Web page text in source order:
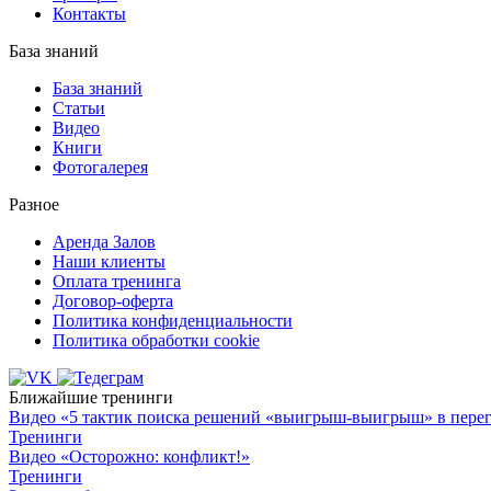
Контакты
База знаний
База знаний
Статьи
Видео
Книги
Фотогалерея
Разное
Аренда Залов
Наши клиенты
Оплата тренинга
Договор-оферта
Политика конфиденциальности
Политика обработки cookie
Ближайшие тренинги
Видео «5 тактик поиска решений «выигрыш-выигрыш» в
Тренинги
Видео «Осторожно: конфликт!»
Тренинги